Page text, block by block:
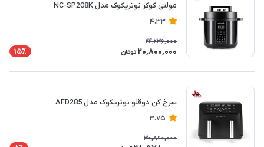
مولتی کوکر نوتریکوک مدل NC-SP208K
4.33
24,236,000
20,800,000 تومان 15٪
سرخ کن دوقلو نوتریکوک مدل AFD285
3.75
30,890,000